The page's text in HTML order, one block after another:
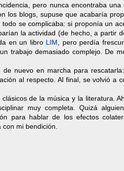
pero nunca encontraba una
los blogs, supuse que acabaría
se complicaba: si proponía un
la actividad (de hecho, a partir
en un libro LIM , pero perdía
trabajo demasiado complejo. De
nuevo en marcha para
al respecto. Al final, se volvió a
de la música y la literatura.
muy completa. Quizá
para hablar de los efectos
mi bendición.